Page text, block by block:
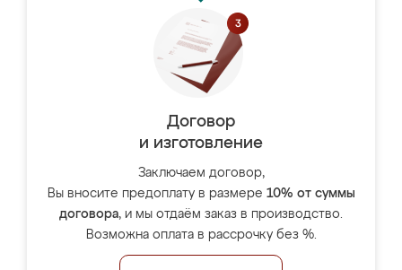
Договор
и изготовление
Заключаем договор,
Вы вносите предоплату в размере 10% от суммы
договора, и мы отдаём заказ в производство.
Возможна оплата в рассрочку без %.